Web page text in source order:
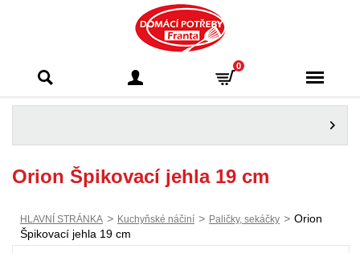
Franta - Příbram
0
Orion Špikovací jehla 19 cm
HLAVNÍ STRÁNKA > Kuchyňské náčiní > Paličky, sekáčky > Orion
Špikovací jehla 19 cm